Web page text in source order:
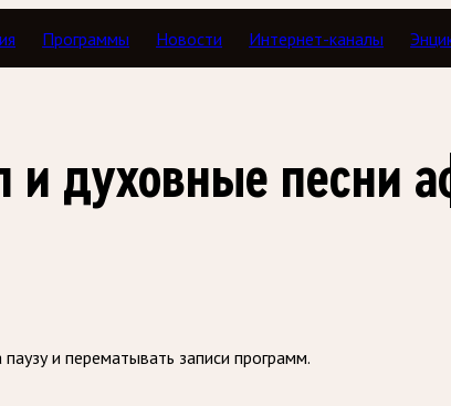
Программы Новости Интернет-каналы
фраз
и духовные песни
паузу и перематывать записи программ.